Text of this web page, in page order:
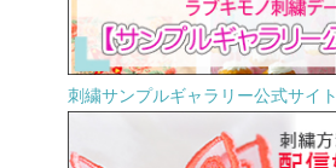
刺繍サンプルギャラリー公式サイト